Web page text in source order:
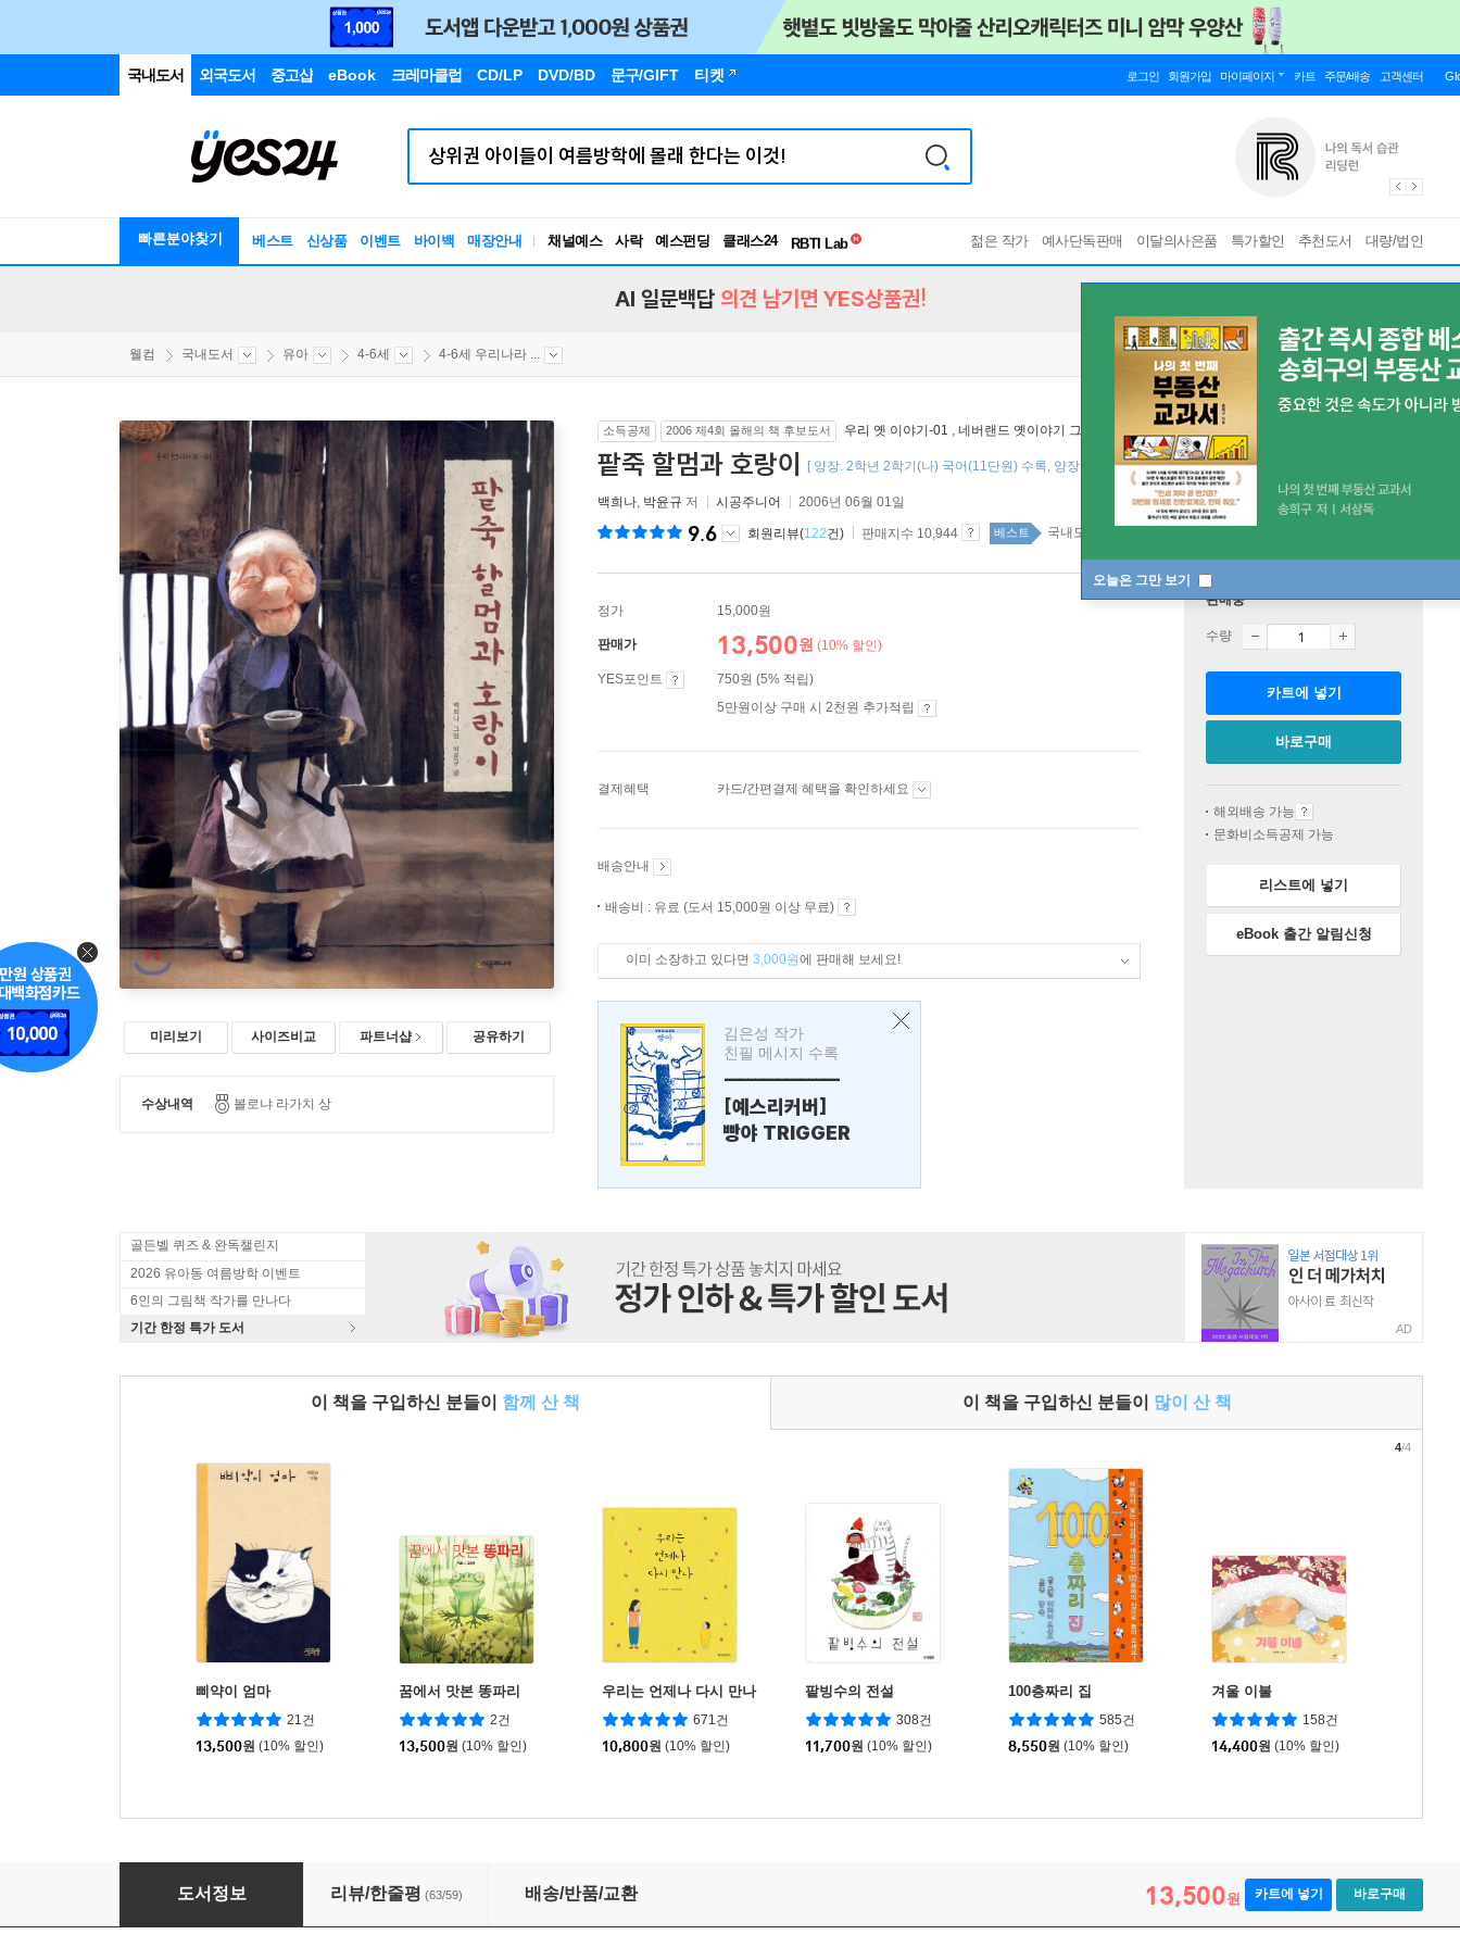
국내도서 외국도서 중고샵 eBook 크레마클럽 CD/LP DVD/BD 문구/GIFT 티켓 로그인 회원가입 마이페이지 카트 주문/배송 고객센터
빠른분야찾기 베스트 신상품 이벤트 바이백 매장안내 채널예스 사락 예스펀딩 클래스24
RBTI Lab
독서유형검사
젊은 작가 예사단독판매 이달의사은품 특가할인 추천도서 대량/법인
오늘은 그만 보기
AI 일문백답 의견 남기면 YES상품권!
웰컴 국내도서 유아 4-6세 4-6세 우리나라 ...
미리보기 사이즈비교 파트너샵 공유하기
수상내역 볼로냐 라가치 상
소득공제 2006 제4회 올해의 책 후보도서 우리 옛 이야기-01 , 네버랜드 옛이야기 그림책 시리즈
팥죽 할멈과 호랑이 [ 양장. 2학년 2학기(나) 국어(11단원) 수록, 양장 ]
백희나, 박윤규 저 시공주니어 2006년 06월 01일
9.6 회원리뷰(122건) 판매지수 10,944 베스트 국내도서 top100 3주
정가 15,000원
판매가 13,500원 (10% 할인)
YES포인트
750원 (5% 적립)
5만원이상 구매 시 2천원 추가적립
결제혜택 카드/간편결제 혜택을 확인하세요
배송안내
배송비 : 유료 (도서 15,000원 이상 무료)
이미 소장하고 있다면 3,000원에 판매해 보세요!
김은성 작가
친필 메시지 수록
---------------
[예스리커버]
빵야 TRIGGER
판매중
수량
카트에 넣기
바로구매
해외배송 가능
문화비소득공제 가능
리스트에 넣기
eBook 출간 알림신청
골든벨 퀴즈 & 완독챌린지
2026 유아동 여름방학 이벤트
6인의 그림책 작가를 만나다
기간 한정 특가 도서
AD
이 책을 구입하신 분들이 함께 산 책 이 책을 구입하신 분들이 많이 산 책
삐약이 엄마
21건
13,500원 (10% 할인)
꿈에서 맛본 똥파리
2건
13,500원 (10% 할인)
우리는 언제나 다시 만나
671건
10,800원 (10% 할인)
팥빙수의 전설
308건
11,700원 (10% 할인)
100층짜리 집
585건
8,550원 (10% 할인)
겨울 이불
158건
14,400원 (10% 할인)
4/4
팥죽 할멈과 호랑이
도서정보 리뷰/한줄평 (63/59) 배송/반품/교환 13,500원 카트에 넣기 바로구매